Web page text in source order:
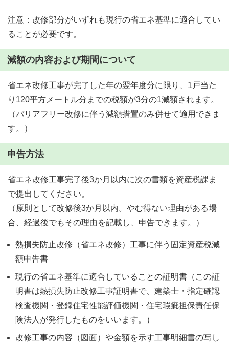
注意：改修部分がいずれも現行の省エネ基準に適合してい
ることが必要です。
減額の内容および期間について
省エネ改修工事が完了した年の翌年度分に限り、1戸当た
り120平方メートル分までの税額が3分の1減額されます。
（バリアフリー改修に伴う減額措置のみ併せて適用できま
す。）
申告方法
省エネ改修工事完了後3か月以内に次の書類を資産税課ま
で提出してください。
（原則として改修後3か月以内。やむ得ない理由がある場
合、経過後でもその理由を記載し、申告できます。）
熱損失防止改修（省エネ改修）工事に伴う固定資産税減
額申告書
現行の省エネ基準に適合していることの証明書（この証
明書は熱損失防止改修工事証明書で、建築士・指定確認
検査機関・登録住宅性能評価機関・住宅瑕疵担保責任保
険法人が発行したものをいいます。）
改修工事の内容（図面）や金額を示す工事明細書の写し